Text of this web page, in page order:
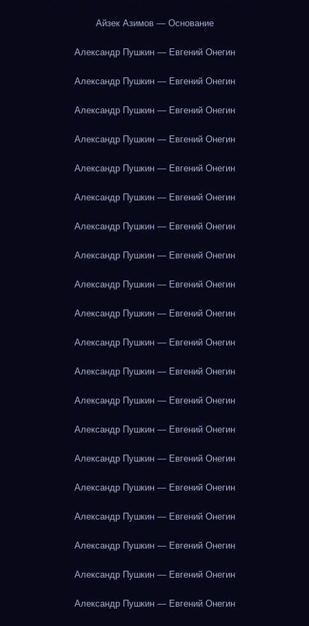
Айзек Азимов — Основание
Александр Пушкин — Евгений Онегин
Александр Пушкин — Евгений Онегин
Александр Пушкин — Евгений Онегин
Александр Пушкин — Евгений Онегин
Александр Пушкин — Евгений Онегин
Александр Пушкин — Евгений Онегин
Александр Пушкин — Евгений Онегин
Александр Пушкин — Евгений Онегин
Александр Пушкин — Евгений Онегин
Александр Пушкин — Евгений Онегин
Александр Пушкин — Евгений Онегин
Александр Пушкин — Евгений Онегин
Александр Пушкин — Евгений Онегин
Александр Пушкин — Евгений Онегин
Александр Пушкин — Евгений Онегин
Александр Пушкин — Евгений Онегин
Александр Пушкин — Евгений Онегин
Александр Пушкин — Евгений Онегин
Александр Пушкин — Евгений Онегин
Александр Пушкин — Евгений Онегин